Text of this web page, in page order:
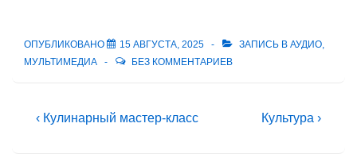
ОПУБЛИКОВАНО 15 АВГУСТА, 2025 ЗАПИСЬ В АУДИО,
МУЛЬТИМЕДИА
БЕЗ КОММЕНТАРИЕВ
Навигация
Предыдущая
‹ Кулинарный мастер-класс
Следующая
Культура ›